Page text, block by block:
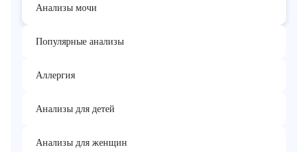
Анализы мочи
Популярные анализы
Аллергия
Анализы для детей
Анализы для женщин